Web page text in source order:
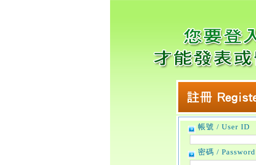
帳號 / User ID
密碼 / Password